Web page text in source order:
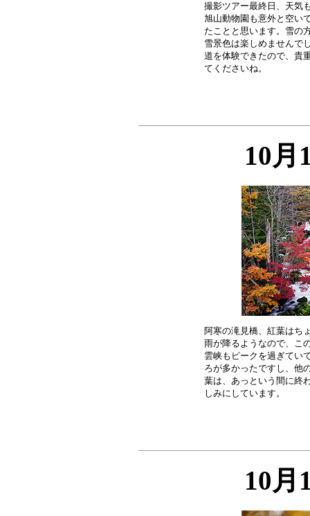
撮影ツアー最終日、天気
旭山動物園も意外と空い
たことと思います。雪の
雪景色は楽しめませんで
道を体験できたので、貴
10月
阿寒の滝見橋、紅葉はち
雨が降るようなので、こ
雲峡もピークを過ぎてい
ろが多かったですし、他
葉は、あっという間に終
10月